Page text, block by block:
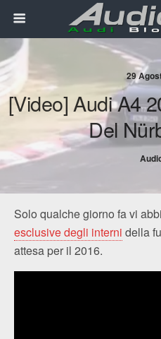
29
[Video] Audi A4
Del
Solo qualche giorno fa vi
esclusive degli interni della
attesa per il 2016.